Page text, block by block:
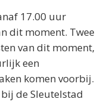
17.00 uur
dit moment. Twee
van dit moment,
een
komen voorbij.
de Sleutelstad